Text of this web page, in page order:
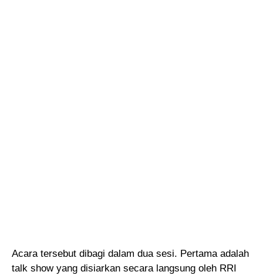
Acara tersebut dibagi dalam dua sesi. Pertama adalah
talk show yang disiarkan secara langsung oleh RRI